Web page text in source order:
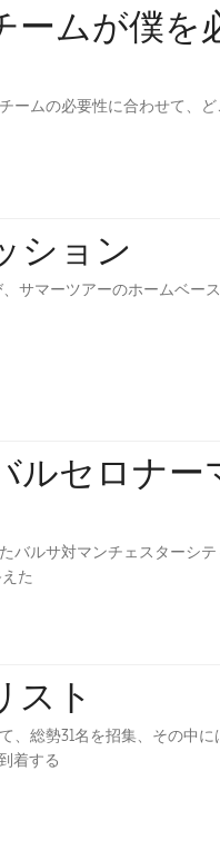
ームが僕
ームの必要性に合わせて、
ション
サマーツアーのホームベー
ルセロナ
バルサ対マンチェスターシ
た
スト
、総勢31名を招集、その中
着する